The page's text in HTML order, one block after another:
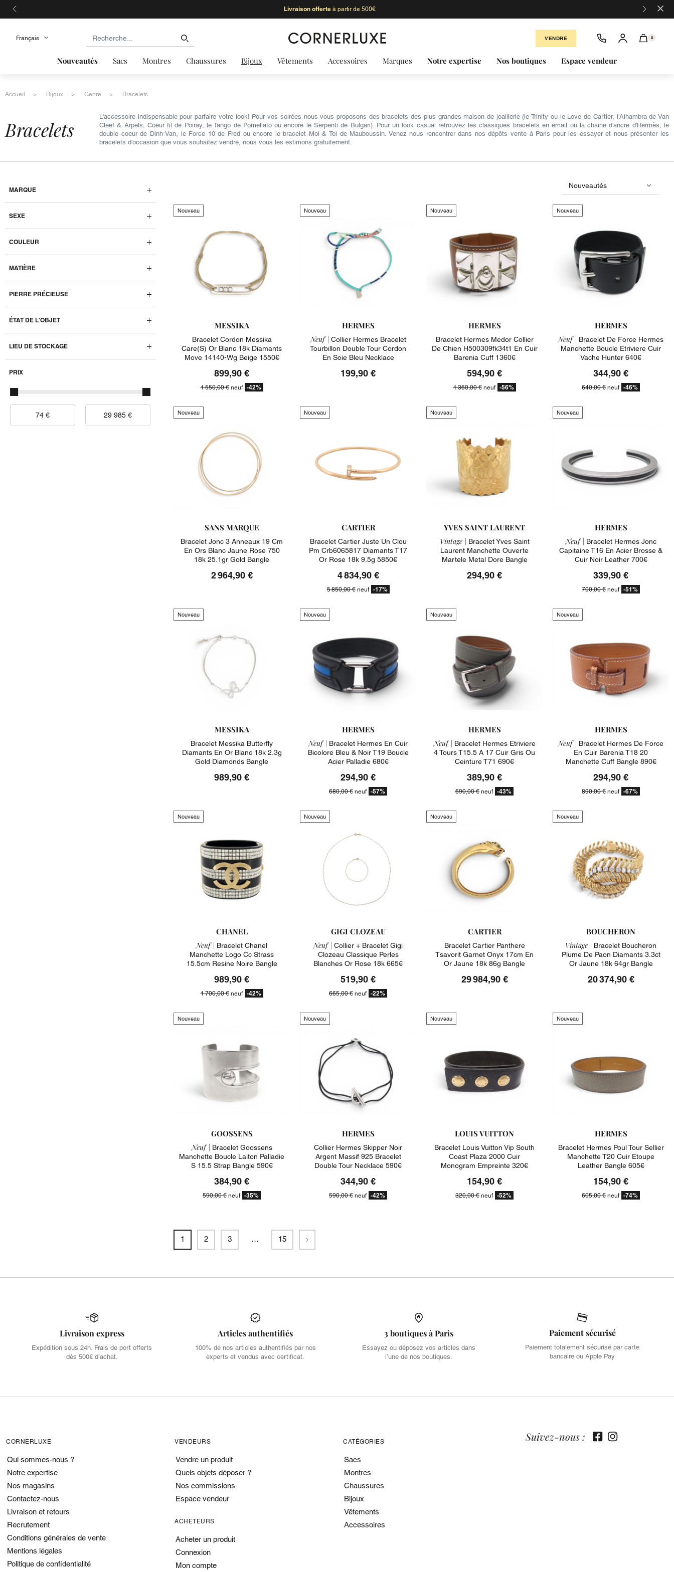
Livraison offerteà partir de 500€ ×
VENDRE 0
Nouveautés Sacs Montres Chaussures Bijoux Vêtements Accessoires Marques Notre expertise Nos boutiques Espace vendeur
Accueil Bijoux Genre Bracelets
bracelets
L'accessoire indispensable pour parfaire votre look! Pour vos soirées nous vous proposons des bracelets des plus grandes maison de joaillerie (le Trinity ou le Love de Cartier, l'Alhambra de Van
Cleef & Arpels, Coeur fil de Poiray, le Tango de Pomellato ou encore le Serpenti de Bulgari). Pour un look casual retrouvez les classiques bracelets en email ou la chaine d'ancre d'Hermès, le
double coeur de Dinh Van, le Force 10 de Fred ou encore le bracelet Moi & Toi de Mauboussin. Venez nous rencontrer dans nos dépôts vente à Paris pour les essayer et nous présenter les
bracelets d'occasion que vous souhaitez vendre, nous vous les estimons gratuitement.
MARQUE
SEXE
COULEUR
MATIÈRE
PIERRE PRÉCIEUSE
ÉTAT DE L'OBJET
LIEU DE STOCKAGE
PRIX
Nouveau
MESSIKA
Bracelet Cordon Messika
Care(s) Or Blanc 18k Diamants
Move 14140-Wg Beige 1550€
899,90 €
1 550,00 €neuf -42%
Nouveau
HERMES
Neuf | Collier Hermes Bracelet
Tourbillon Double Tour Cordon
En Soie Bleu Necklace
199,90 €
Nouveau
HERMES
Bracelet Hermes Medor Collier
De Chien H500309fk34t1 En Cuir
Barenia Cuff 1360€
594,90 €
1 360,00 €neuf -56%
Nouveau
HERMES
Neuf | Bracelet De Force Hermes
Manchette Boucle Etriviere Cuir
Vache Hunter 640€
344,90 €
640,00 € neuf -46%
Nouveau
SANS MARQUE
Bracelet Jonc 3 Anneaux 19 Cm
En Ors Blanc Jaune Rose 750
18k 25.1gr Gold Bangle
2 964,90 €
Nouveau
CARTIER
Bracelet Cartier Juste Un Clou
Pm Crb6065817 Diamants T17
Or Rose 18k 9.5g 5850€
4 834,90 €
5 850,00 €neuf -17%
Nouveau
YVES SAINT LAURENT
Vintage | Bracelet Yves Saint
Laurent Manchette Ouverte
Martele Metal Dore Bangle
294,90 €
Nouveau
HERMES
Neuf | Bracelet Hermes Jonc
Capitaine T16 En Acier Brosse &
Cuir Noir Leather 700€
339,90 €
700,00 € neuf -51%
Nouveau
MESSIKA
Bracelet Messika Butterfly
Diamants En Or Blanc 18k 2.3g
Gold Diamonds Bangle
989,90 €
Nouveau
HERMES
Neuf | Bracelet Hermes En Cuir
Bicolore Bleu & Noir T19 Boucle
Acier Palladie 680€
294,90 €
680,00 € neuf -57%
Nouveau
HERMES
Neuf | Bracelet Hermes Etriviere
4 Tours T15.5 A 17 Cuir Gris Ou
Ceinture T71 690€
389,90 €
690,00 € neuf -43%
Nouveau
HERMES
Neuf | Bracelet Hermes De Force
En Cuir Barenia T18 20
Manchette Cuff Bangle 890€
294,90 €
890,00 € neuf -67%
Nouveau
CHANEL
Neuf | Bracelet Chanel
Manchette Logo Cc Strass
15.5cm Resine Noire Bangle
989,90 €
1 700,00 €neuf -42%
Nouveau
GIGI CLOZEAU
Neuf | Collier + Bracelet Gigi
Clozeau Classique Perles
Blanches Or Rose 18k 665€
519,90 €
665,00 € neuf -22%
Nouveau
CARTIER
Bracelet Cartier Panthere
Tsavorit Garnet Onyx 17cm En
Or Jaune 18k 86g Bangle
29 984,90 €
Nouveau
BOUCHERON
Vintage | Bracelet Boucheron
Plume De Paon Diamants 3.3ct
Or Jaune 18k 64gr Bangle
20 374,90 €
Nouveau
GOOSSENS
Neuf | Bracelet Goossens
Manchette Boucle Laiton Palladie
S 15.5 Strap Bangle 590€
384,90 €
590,00 € neuf -35%
Nouveau
HERMES
Collier Hermes Skipper Noir
Argent Massif 925 Bracelet
Double Tour Necklace 590€
344,90 €
590,00 € neuf -42%
Nouveau
LOUIS VUITTON
Bracelet Louis Vuitton Vip South
Coast Plaza 2000 Cuir
Monogram Empreinte 320€
154,90 €
320,00 € neuf -52%
Nouveau
HERMES
Bracelet Hermes Poul Tour Sellier
Manchette T20 Cuir Etoupe
Leather Bangle 605€
154,90 €
605,00 € neuf -74%
1 2 3 … 15 Suivant
Livraison express
Expédition sous 24h. Frais de port offerts
dès 500€ d’achat.
Articles authentifiés
100% de nos articles authentifiés par nos
experts et vendus avec certificat.
3 boutiques à Paris
Essayez ou déposez vos articles dans
l’une de nos boutiques.
Paiement sécurisé
Paiement totalement sécurisé par carte
bancaire ou Apple Pay
CORNERLUXE
Qui sommes-nous ?
Notre expertise
Nos magasins
Contactez-nous
Livraison et retours
Recrutement
Conditions générales de vente
Mentions légales
Politique de confidentialité
VENDEURS
Vendre un produit
Quels objets déposer ?
Nos commissions
Espace vendeur
ACHETEURS
Acheter un produit
Connexion
Mon compte
CATÉGORIES
Sacs
Montres
Chaussures
Bijoux
Vêtements
Accessoires
Suivez-nous :